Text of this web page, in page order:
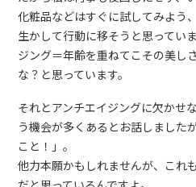
化粧品などはすぐに試してみよう
生かして行動に移そうと思ってい
ジング＝年齢を重ねてこその美し
な？と思っています。
それとアンチエイジングに欠かせ
う機会が多くあるとお話しました
こと！」。
他力本願かもしれませんが、これ